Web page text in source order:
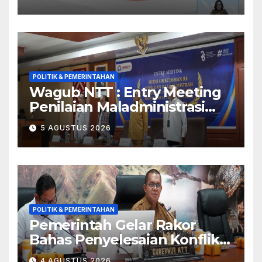
Inflasi
POLITIK & PEMERINTAHAN
Wagub NTT : Entry Meeting
Penilaian Maladministrasi
Penyelenggaraan Pelayanan
Publik Tahun 2026 Jadi
Momentum Perbaikan
Kualitas Layanan
5 AGUSTUS 2026
POLITIK & PEMERINTAHAN
Pemerintah Gelar Rakor
Bahas Penyelesaian Konflik
Adonara
4 AGUSTUS 2026